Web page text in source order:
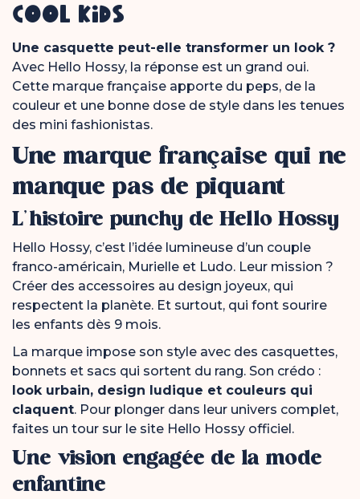
COOL KIDS
Une casquette peut-elle transformer un look ?
Avec Hello Hossy, la réponse est un grand oui.
Cette marque française apporte du peps, de la
couleur et une bonne dose de style dans les tenues
des mini fashionistas.
Une marque française qui ne
manque pas de piquant
L’histoire punchy de Hello Hossy
Hello Hossy, c’est l’idée lumineuse d’un couple
franco-américain, Murielle et Ludo. Leur mission ?
Créer des accessoires au design joyeux, qui
respectent la planète. Et surtout, qui font sourire
les enfants dès 9 mois.
La marque impose son style avec des casquettes,
bonnets et sacs qui sortent du rang. Son crédo :
look urbain, design ludique et couleurs qui
claquent. Pour plonger dans leur univers complet,
faites un tour sur le site Hello Hossy officiel.
Une vision engagée de la mode
enfantine